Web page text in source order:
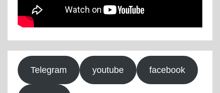
Telegram youtube facebook